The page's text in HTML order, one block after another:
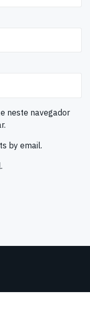
neste navegador
by email.